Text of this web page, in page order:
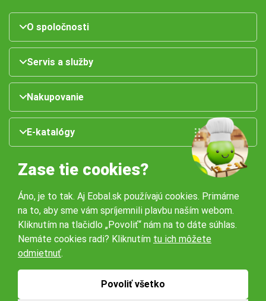
O spoločnosti
Servis a služby
Nakupovanie
E-katalógy
Naše pobočky:
Obchodné podmienky
Zase tie cookies?
Áno, je to tak. Aj Eobal.sk používajú cookies. Primárne
na to, aby sme vám spríjemnili plavbu naším webom.
Kliknutím na tlačidlo „Povoliť“ nám na to dáte súhlas.
Nemáte cookies radi? Kliknutím tu ich môžete
odmietnuť.
Povoliť všetko